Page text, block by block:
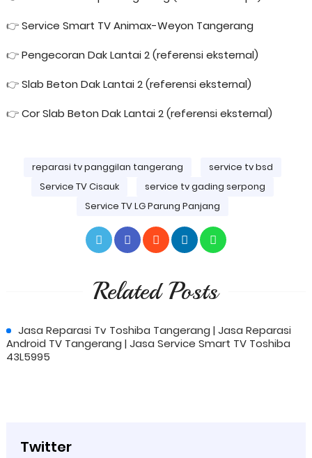
👉Service Smart TV Animax-Weyon Tangerang
👉Pengecoran Dak Lantai 2 (referensi eksternal)
👉Slab Beton Dak Lantai 2 (referensi eksternal)
👉Cor Slab Beton Dak Lantai 2 (referensi eksternal)
reparasi tv panggilan tangerang
service tv bsd
Service TV Cisauk
service tv gading serpong
Service TV LG Parung Panjang
Related Posts
Jasa Reparasi Tv Toshiba Tangerang | Jasa Reparasi
Android TV Tangerang | Jasa Service Smart TV Toshiba
43L5995
Twitter